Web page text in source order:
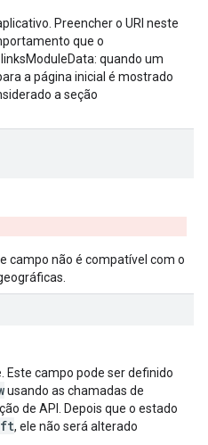
Preencher o URI neste
que o
quando um
a página inicial é mostrado
a seção
campo não é compatível com o
Este campo pode ser definido
usando as chamadas de
de API. Depois que o estado
, ele não será alterado